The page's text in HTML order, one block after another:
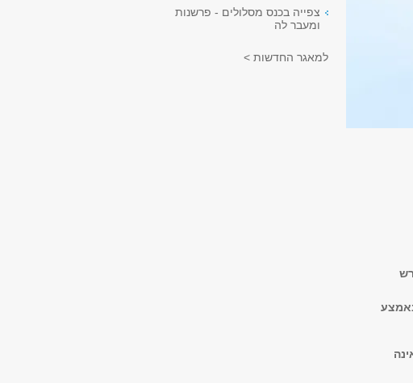
צפייה בכנס מסלולים - פרשנות
ומעבר לה
למאגר החדשות >